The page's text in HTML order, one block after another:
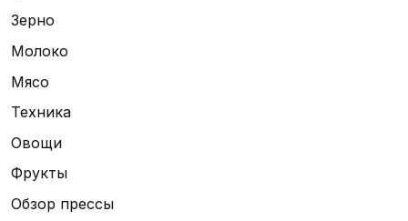
Зерно
Молоко
Мясо
Техника
Овощи
Фрукты
Обзор прессы